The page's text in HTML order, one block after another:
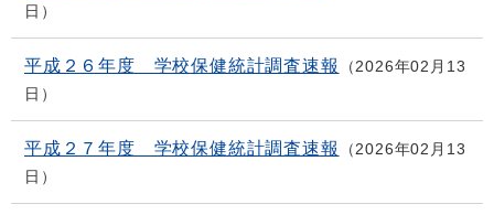
日
平成２６年度 学校保健統計調査速報
2026年02月13
日
平成２７年度 学校保健統計調査速報
2026年02月13
日